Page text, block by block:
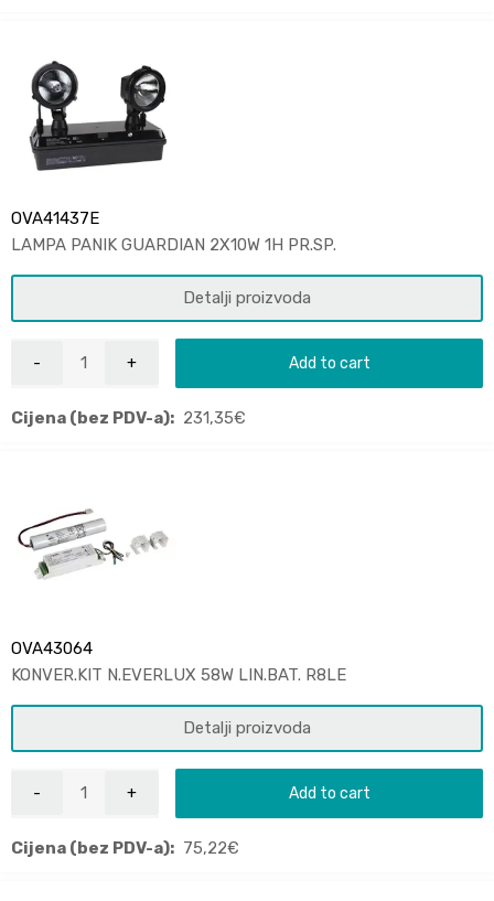
OVA41437E
LAMPA PANIK GUARDIAN 2X10W 1H PR.SP.
Detalji proizvoda
Add to cart
Cijena (bez PDV-a): 231,35€
OVA43064
KONVER.KIT N.EVERLUX 58W LIN.BAT. R8LE
Detalji proizvoda
Add to cart
Cijena (bez PDV-a): 75,22€